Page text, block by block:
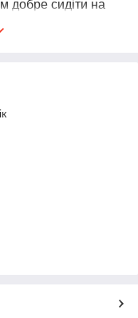
добре сидіти на
светрів,
сильно терти
прання.